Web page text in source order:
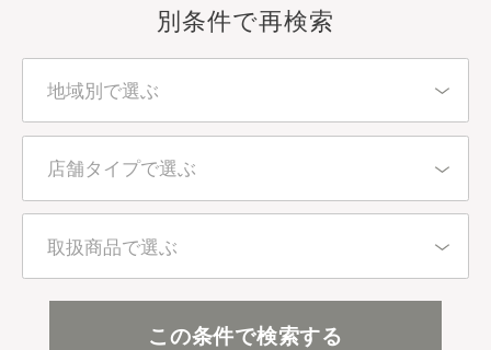
別条件で再検索
地域別で選ぶ
北海道・東北
店舗タイプで選ぶ
百貨店・直営店
アインズ＆トルペ（カウンセリング）
取扱商品で選ぶ
この条件で検索する